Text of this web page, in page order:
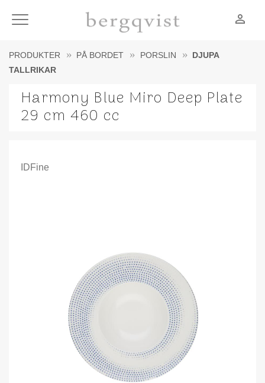
Meny person_outline
PRODUKTER PÅ BORDET PORSLIN
DJUPA
TALLRIKAR
Harmony Blue Miro Deep Plate
29 cm 460 cc
IDFine